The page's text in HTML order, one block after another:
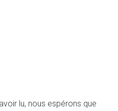
lu, nous espérons que